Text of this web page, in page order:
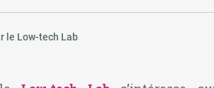
le Low-tech Lab